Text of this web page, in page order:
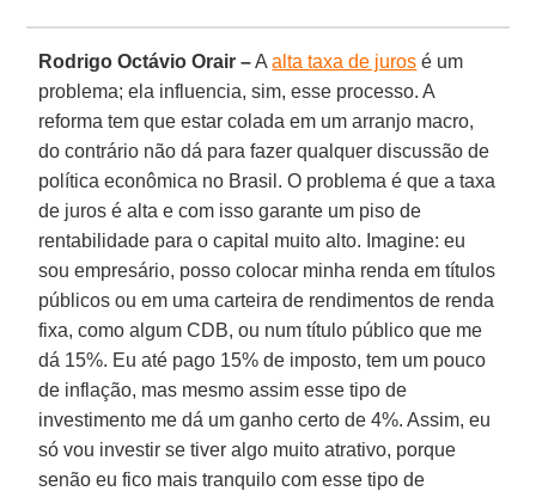
Rodrigo Octávio Orair –Aalta taxa de juros é um
problema; ela influencia, sim, esse processo. A
reforma tem que estar colada em um arranjo macro,
do contrário não dá para fazer qualquer discussão de
política econômica no Brasil. O problema é que a taxa
de juros é alta e com isso garante um piso de
rentabilidade para o capital muito alto. Imagine: eu
sou empresário, posso colocar minha renda em títulos
públicos ou em uma carteira de rendimentos de renda
fixa, como algum CDB, ou num título público que me
dá 15%. Eu até pago 15% de imposto, tem um pouco
de inflação, mas mesmo assim esse tipo de
investimento me dá um ganho certo de 4%. Assim, eu
só vou investir se tiver algo muito atrativo, porque
senão eu fico mais tranquilo com esse tipo de